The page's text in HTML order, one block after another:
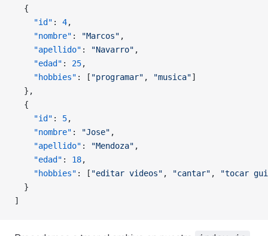
  {
    "id"
: 4,
    "nombre"
: "Marcos" ,
    "apellido"
: "Navarro" ,
    "edad"
: 25,
    "hobbies"
: [ "programar" , "musica"]
  },
  {
    "id"
: 5,
    "nombre"
: "Jose" ,
    "apellido"
: "Mendoza" ,
    "edad"
: 18,
    "hobbies"
: [ "editar videos" , "cantar" ,
"tocar
  }
]